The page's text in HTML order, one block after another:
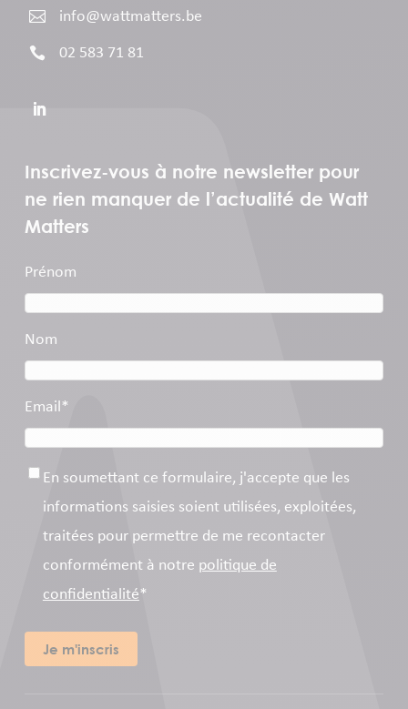
 info@wattmatters.be
 02 583 71 81
Inscrivez-vous à notre newsletter pour
ne rien manquer de l’actualité de Watt
Matters
Prénom
Nom
Email*
Consentement*
En soumettant ce formulaire, j'accepte que les
informations saisies soient utilisées, exploitées,
traitées pour permettre de me recontacter
conformément à notre politique de
confidentialité*